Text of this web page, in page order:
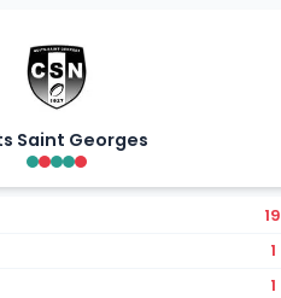
Saint Georges
19
1
1